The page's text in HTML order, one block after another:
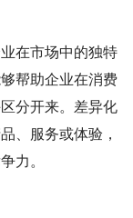
在市场中的独特
帮助企业在消费
分开来。差异化
、服务或体验，
力。